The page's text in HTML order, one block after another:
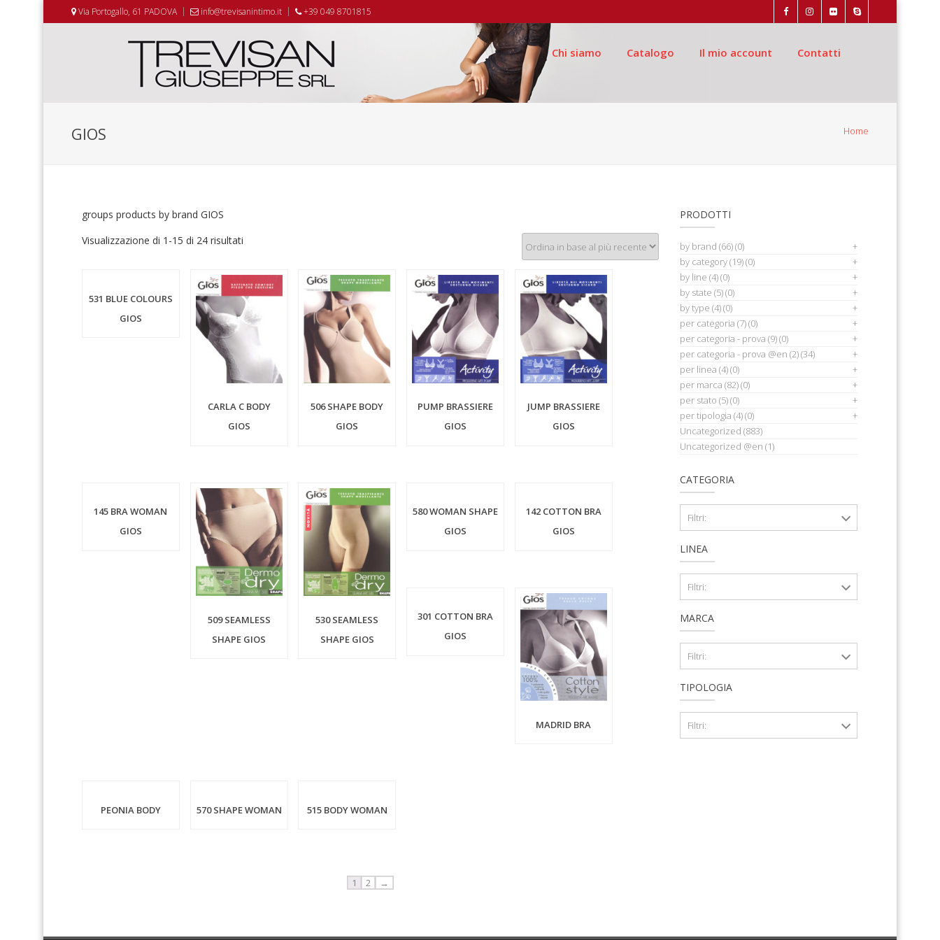
Via Portogallo, 61 PADOVA info@trevisanintimo.it +39 049 8701815
Chi siamo Catalogo Il mio account Contatti
GIOS Home
groups products by brand GIOS
Visualizzazione di 1-15 di 24 risultati
531 BLUE COLOURS
GIOS
CARLA C BODY
GIOS
506 SHAPE BODY
GIOS
PUMP BRASSIERE
GIOS
JUMP BRASSIERE
GIOS
145 BRA WOMAN
GIOS
509 SEAMLESS
SHAPE GIOS
530 SEAMLESS
SHAPE GIOS
580 WOMAN SHAPE
GIOS
142 COTTON BRA
GIOS
301 COTTON BRA
GIOS
MADRID BRA
PEONIA BODY 570 SHAPE WOMAN 515 BODY WOMAN
1 2 →
PRODOTTI
by brand (66)(0)
by category(19)(0)
by line (4)(0)
by state (5)(0)
by type (4)(0)
per categoria (7)(0)
per categoria - prova (9)(0)
per categoria - prova @en (2)(34)
per linea (4)(0)
per marca (82)(0)
per stato (5)(0)
per tipologia (4)(0)
Uncategorized (883)
Uncategorized @en (1)
CATEGORIA
Filtri:
LINEA
Filtri:
MARCA
Filtri:
TIPOLOGIA
Filtri: